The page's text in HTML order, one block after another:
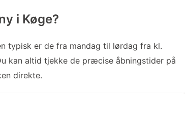
i Køge?
typisk er de fra mandag til lørdag fra kl.
kan altid tjekke de præcise åbningstider på
direkte.